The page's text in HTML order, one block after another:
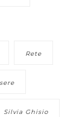
Rete
Silvia Ghisio